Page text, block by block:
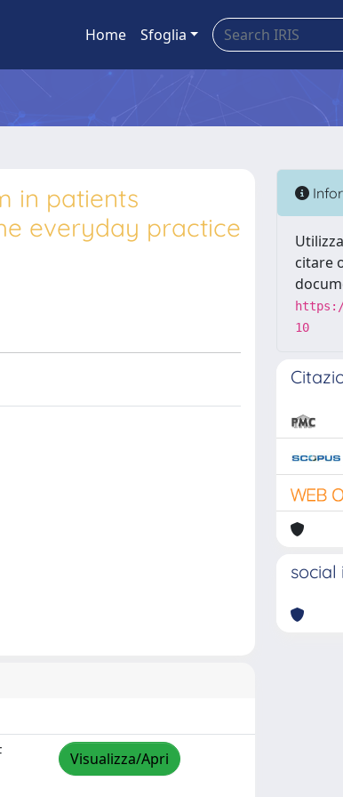
Home Sfoglia
in patients
everyday practice
Visualizza/Apri
citare
10
social